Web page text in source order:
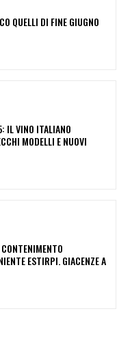
QUELLI DI FINE GIUGNO
IL VINO ITALIANO
MODELLI E NUOVI
ESTIRPI. GIACENZE A